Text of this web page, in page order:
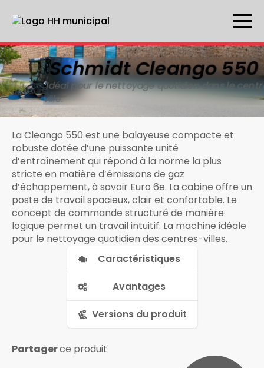
Schmidt Cleango 550
Idéal pour le nettoyage quotidien dans le
ville.
La Cleango 550 est une balayeuse compacte et
robuste dotée d’une puissante unité
d’entraînement qui répond à la norme la plus
stricte en matière d’émissions de gaz
d’échappement, à savoir Euro 6e. La cabine offre un
poste de travail spacieux, clair et confortable. Le
concept de commande structuré de manière
logique permet un travail intuitif. La machine idéale
pour le nettoyage quotidien des centres-villes.
Caractéristiques
Avantages
Versions du produit
Partagerce produit